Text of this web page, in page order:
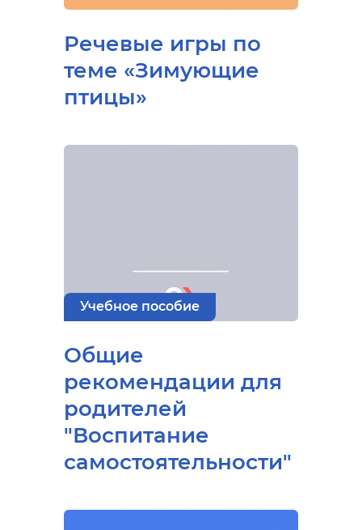
Речевые игры по
теме «Зимующие
птицы»
Учебное пособие
Общие
рекомендации для
родителей
"Воспитание
самостоятельности"